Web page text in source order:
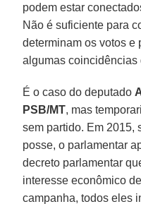
podem estar
Não é suficiente para
determinam os votos e
algumas coincidências
É o caso do deputado
PSB/MT, mas
sem partido. Em 2015,
posse, o parlamentar
decreto parlamentar
interesse econômico
campanha, todos eles